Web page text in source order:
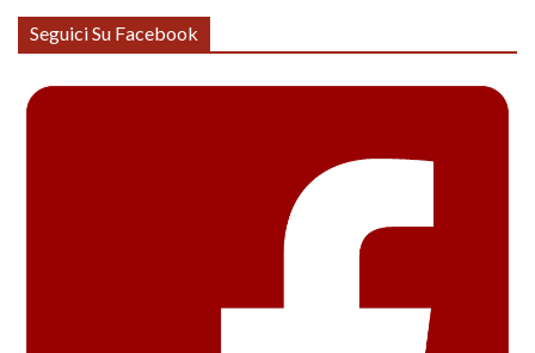
Seguici Su Facebook